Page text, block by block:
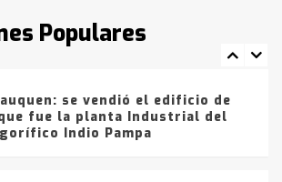
Populares
detenidos por
de drogas en la
del sábado
se vendió el edificio de
fue la planta Industrial del
Indio Pampa